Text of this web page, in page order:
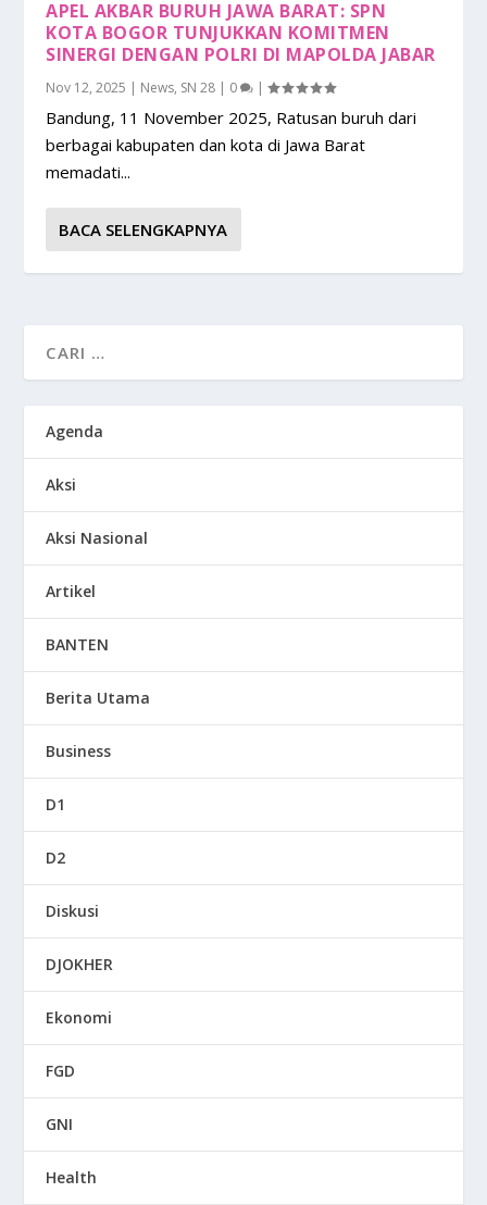
APEL AKBAR BURUH JAWA BARAT: SPN
KOTA BOGOR TUNJUKKAN KOMITMEN
SINERGI DENGAN POLRI DI MAPOLDA JABAR
Nov 12, 2025 | News, SN 28 | 0 |
Bandung, 11 November 2025, Ratusan buruh dari
berbagai kabupaten dan kota di Jawa Barat
memadati...
BACA SELENGKAPNYA
Agenda
Aksi
Aksi Nasional
Artikel
BANTEN
Berita Utama
Business
D1
D2
Diskusi
DJOKHER
Ekonomi
FGD
GNI
Health